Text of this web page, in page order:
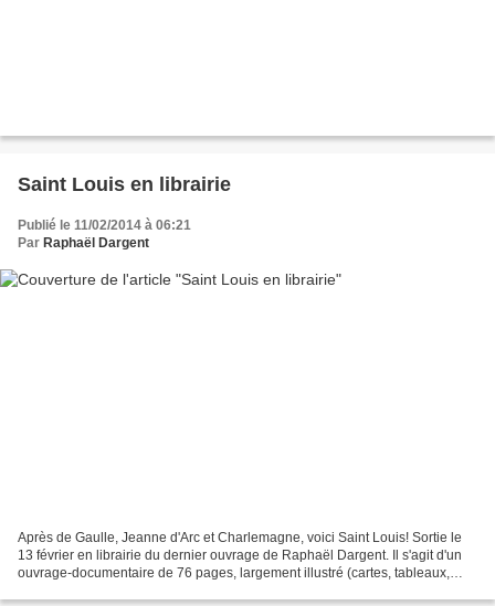
Saint Louis en librairie
Publié le 11/02/2014 à 06:21
Par Raphaël Dargent
Après de Gaulle, Jeanne d'Arc et Charlemagne, voici Saint Louis! Sortie le
13 février en librairie du dernier ouvrage de Raphaël Dargent. Il s'agit d'un
ouvrage-documentaire de 76 pages, largement illustré (cartes, tableaux,